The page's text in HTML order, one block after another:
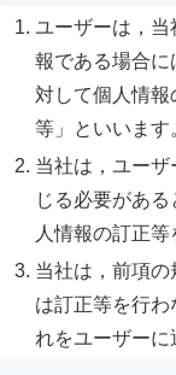
ユーザーは，
報である場合に
対して個人情
等」といいます
当社は，ユー
じる必要があ
人情報の訂正等
当社は，前項
は訂正等を行わ
れをユーザーに